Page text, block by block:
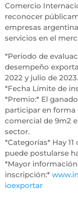
Comercio
reconocer
empresas
servicios en el
*Periodo de
desempeño
2022 y julio de 2023.
*Fecha Límite de
*Premio:* El
participar en
comercial de 9m2
sector.
*Categorías* Hay
puede postularse
*Mayor
inscripción:*
ioexportar